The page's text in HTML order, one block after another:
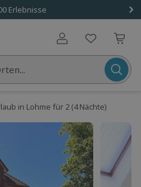
Erlebnisse
Benutzerkonto
in Lohme für 2 (4 Nächte)